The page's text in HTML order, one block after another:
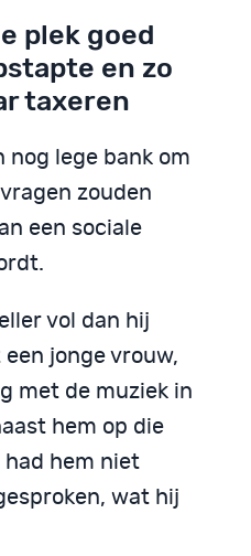
plek goed
en zo
taxeren
nog lege bank om
zouden
een sociale
vol dan hij
jonge vrouw,
met de muziek in
hem op die
had hem niet
wat hij